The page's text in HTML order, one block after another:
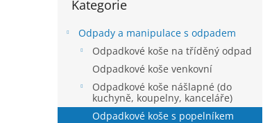
p
kategorie
Kategorie
Odpady a manipulace s odpadem
Odpadkové koše na tříděný odpad
Odpadkové koše venkovní
Odpadkové koše nášlapné (do
kuchyně, koupelny, kanceláře)
Odpadkové koše s popelníkem